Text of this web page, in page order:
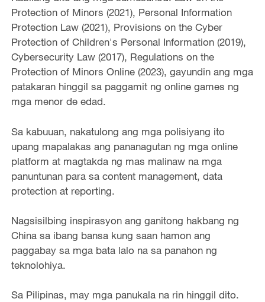
Protection of Minors (2021), Personal Information
Protection Law (2021), Provisions on the Cyber
Protection of Children's Personal Information (2019),
Cybersecurity Law (2017), Regulations on the
Protection of Minors Online (2023), gayundin ang mga
patakaran hinggil sa paggamit ng online games ng
mga menor de edad.
Sa kabuuan, nakatulong ang mga polisiyang ito
upang mapalakas ang pananagutan ng mga online
platform at magtakda ng mas malinaw na mga
panuntunan para sa content management, data
protection at reporting.
Nagsisilbing inspirasyon ang ganitong hakbang ng
China sa ibang bansa kung saan hamon ang
paggabay sa mga bata lalo na sa panahon ng
teknolohiya.
Sa Pilipinas, may mga panukala na rin hinggil dito.